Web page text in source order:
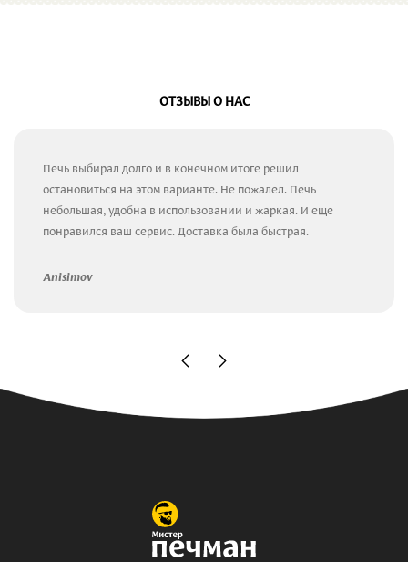
ОТЗЫВЫ О НАС
Печь выбирал долго и в конечном итоге решил
остановиться на этом варианте. Не пожалел. Печь
небольшая, удобна в использовании и жаркая. И еще
понравился ваш сервис. Доставка была быстрая.
Anisimov